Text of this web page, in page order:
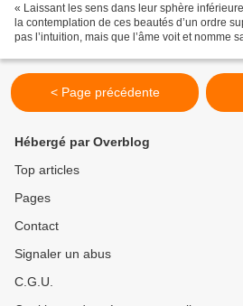
« Laissant les sens dans leur sphère
la contemplation de ces beautés d’un ordre
pas l’intuition, mais que l’âme voit et nomme
< Page précédente
Hébergé par Overblog
Top articles
Pages
Contact
Signaler un abus
C.G.U.